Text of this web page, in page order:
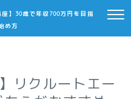
】30歳で年収700万円を目指
め方
リクルートエー